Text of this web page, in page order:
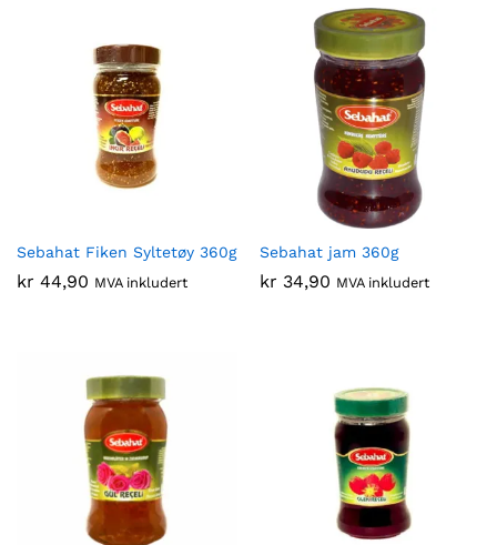
Sebahat Fiken Syltetøy 360g
kr 44,90 MVA inkludert
Sebahat jam 360g
kr 34,90 MVA inkludert